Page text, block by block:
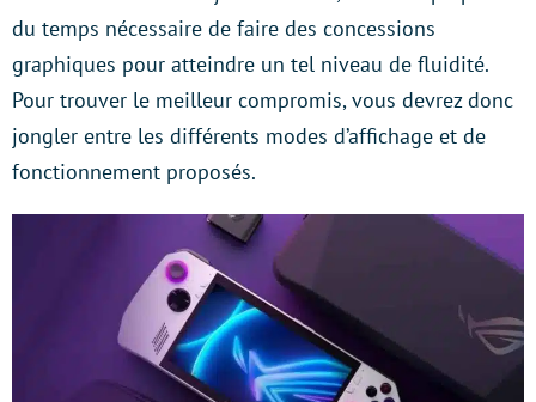
du temps nécessaire de faire des concessions
graphiques pour atteindre un tel niveau de fluidité.
Pour trouver le meilleur compromis, vous devrez donc
jongler entre les différents modes d’affichage et de
fonctionnement proposés.